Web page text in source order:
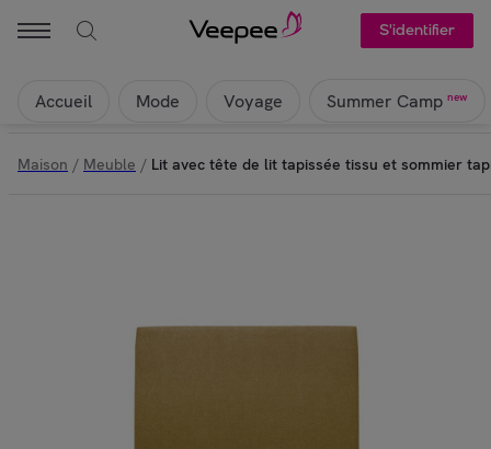
S'identifier
Accueil Mode Voyage Summer Camp new
Maison / Meuble / Lit avec tête de lit tapissée tissu et sommier